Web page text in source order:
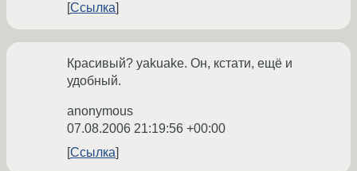
Ссылка
Красивый? yakuake. Он, кстати, ещё и
удобный.
anonymous
07.08.2006 21:19:56 +00:00
Ссылка